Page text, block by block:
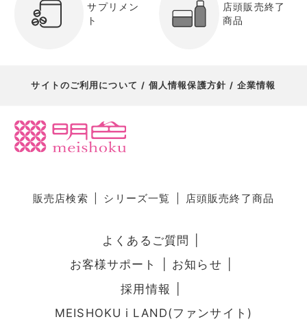
サプリメン
ト
店頭販売終了
商品
サイトのご利用について 個人情報保護方針 企業情報
販売店検索 シリーズ一覧 店頭販売終了商品
よくあるご質問
お客様サポート
お知らせ
採用情報
MEISHOKU i LAND(ファンサイト)